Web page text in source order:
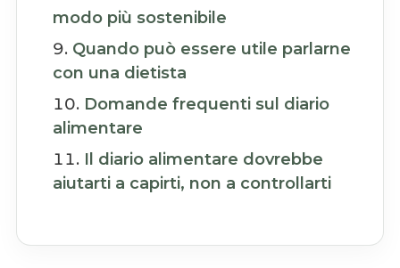
modo più sostenibile
Quando può essere utile parlarne
con una dietista
Domande frequenti sul diario
alimentare
Il diario alimentare dovrebbe
aiutarti a capirti, non a controllarti